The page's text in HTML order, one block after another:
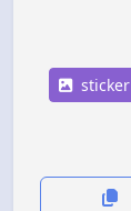
sticker